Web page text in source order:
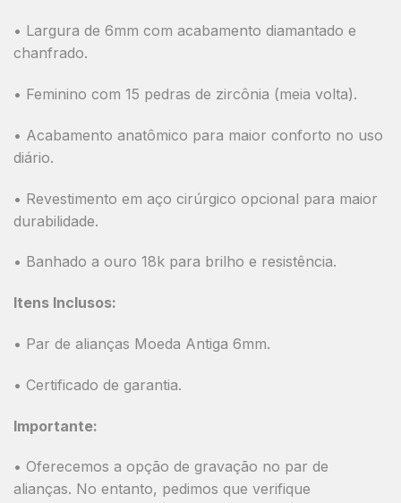
• Largura de 6mm com acabamento diamantado e
chanfrado.
• Feminino com 15 pedras de zircônia (meia volta).
• Acabamento anatômico para maior conforto no uso
diário.
• Revestimento em aço cirúrgico opcional para maior
durabilidade.
• Banhado a ouro 18k para brilho e resistência.
Itens Inclusos:
• Par de alianças Moeda Antiga 6mm.
• Certificado de garantia.
Importante:
• Oferecemos a opção de gravação no par de
alianças. No entanto, pedimos que verifique